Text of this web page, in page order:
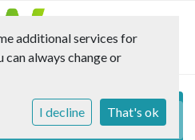
Toggle
additional services for
can always change or
I decline That's ok